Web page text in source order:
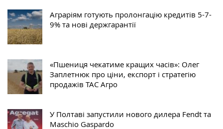
Аграріям готують пролонгацію кредитів 5-7-
9% та нові держгарантії
«Пшениця чекатиме кращих часів»: Олег
Заплетнюк про ціни, експорт і стратегію
продажів ТАС Агро
У Полтаві запустили нового дилера Fendt та
Maschio Gaspardo